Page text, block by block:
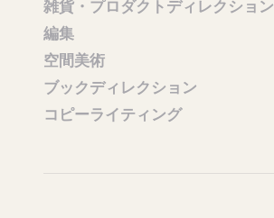
雑貨・プロダクトディレクション
編集
空間美術
ブックディレクション
コピーライティング